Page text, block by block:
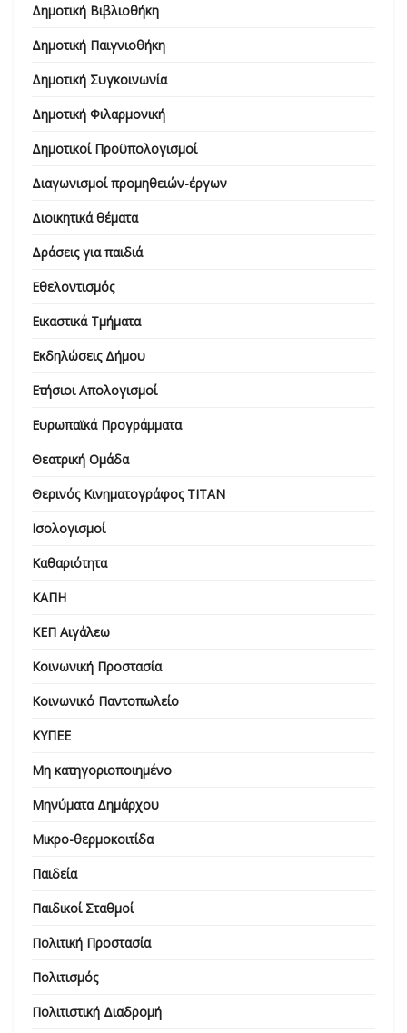
Δημοτική Βιβλιοθήκη
Δημοτική Παιγνιοθήκη
Δημοτική Συγκοινωνία
Δημοτική Φιλαρμονική
Δημοτικοί Προϋπολογισμοί
Διαγωνισμοί προμηθειών-έργων
Διοικητικά θέματα
Δράσεις για παιδιά
Εθελοντισμός
Εικαστικά Τμήματα
Εκδηλώσεις Δήμου
Ετήσιοι Απολογισμοί
Ευρωπαϊκά Προγράμματα
Θεατρική Ομάδα
Θερινός Κινηματογράφος ΤΙΤΑΝ
Ισολογισμοί
Καθαριότητα
ΚΑΠΗ
ΚΕΠ Αιγάλεω
Κοινωνική Προστασία
Κοινωνικό Παντοπωλείο
ΚΥΠΕΕ
Μη κατηγοριοποιημένο
Μηνύματα Δημάρχου
Μικρο-θερμοκοιτίδα
Παιδεία
Παιδικοί Σταθμοί
Πολιτική Προστασία
Πολιτισμός
Πολιτιστική Διαδρομή